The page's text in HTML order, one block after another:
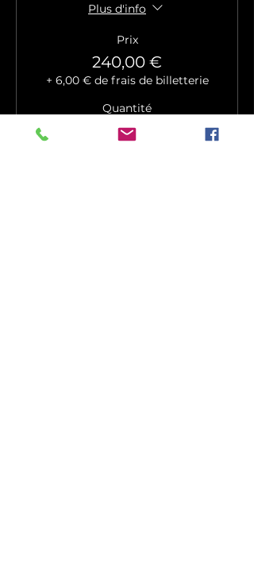
Plus d'info
Prix
240,00 €
+ 6,00 € de frais de billetterie
Quantité